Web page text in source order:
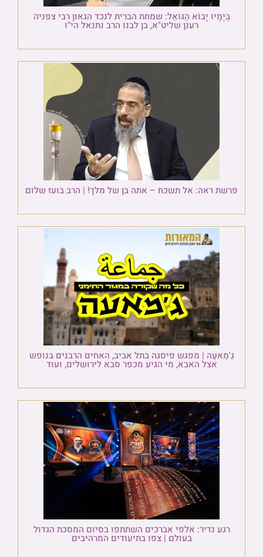
בְּיָמָיו יָבוֹא הַגּוֹאֵל: שמחת הברית לנכד הגאון רבי צפניה
רענן שליט"א, בן לבנו הרב נתנאל הי"ו
פרשת ראה: אל תשכח – אתה בן של מלך! | הרב בועז שלום
גַ'מַאעַה | מפגש פיסגה בתל אביב, האחים הרבנים בנופש
אצל האבא, מי הגיע מכפר סבא לירושלים, ועוד
רגע נדיר: אלפי אברכים השתתפו בסיום המסכת הגדול
בעולם | צפו בתיעודים המרהיבים